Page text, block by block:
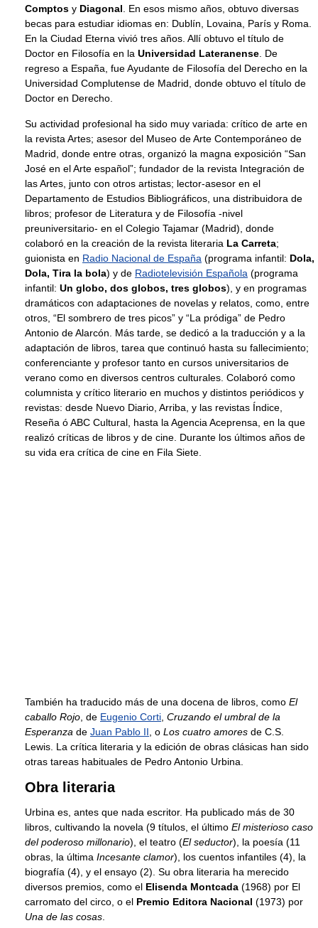
Comptos y Diagonal . En esos mismo años, obtuvo diversas
becas para estudiar idiomas en: Dublín, Lovaina, París y Roma.
En la Ciudad Eterna vivió tres años. Allí obtuvo el título de
Doctor en Filosofía en la Universidad Lateranense . De
regreso a España, fue Ayudante de Filosofía del Derecho en la
Universidad Complutense de Madrid, donde obtuvo el título de
Doctor en Derecho.
Su actividad profesional ha sido muy variada: crítico de arte en
la revista Artes; asesor del Museo de Arte Contemporáneo de
Madrid, donde entre otras, organizó la magna exposición “San
José en el Arte español”; fundador de la revista Integración de
las Artes, junto con otros artistas; lector-asesor en el
Departamento de Estudios Bibliográficos, una distribuidora de
libros; profesor de Literatura y de Filosofía -nivel
preuniversitario- en el Colegio Tajamar (Madrid), donde
colaboró en la creación de la revista literaria La Carreta;
guionista en Radio Nacional de España (programa infantil: Dola,
Dola, Tira la bola) y de Radiotelevisión Española (programa
infantil: Un globo, dos globos, tres globos), y en programas
dramáticos con adaptaciones de novelas y relatos, como, entre
otros, “El sombrero de tres picos” y “La pródiga” de Pedro
Antonio de Alarcón. Más tarde, se dedicó a la traducción y a la
adaptación de libros, tarea que continuó hasta su fallecimiento;
conferenciante y profesor tanto en cursos universitarios de
verano como en diversos centros culturales. Colaboró como
columnista y crítico literario en muchos y distintos periódicos y
revistas: desde Nuevo Diario, Arriba, y las revistas Índice,
Reseña ó ABC Cultural, hasta la Agencia Aceprensa, en la que
realizó críticas de libros y de cine. Durante los últimos años de
su vida era crítica de cine en Fila Siete.
También ha traducido más de una docena de libros, como El
caballo Rojo , de Eugenio Corti Cruzando el umbral de la
Esperanza de Juan Pablo II , o Los cuatro amores de C.S.
Lewis. La crítica literaria y la edición de obras clásicas han sido
otras tareas habituales de Pedro Antonio Urbina.
Obra literaria
Urbina es, antes que nada escritor. Ha publicado más de 30
libros, cultivando la novela (9 títulos, el último El misterioso caso
del poderoso millonario), el teatro (El seductor), la poesía (11
obras, la última Incesante clamor), los cuentos infantiles (4), la
biografía (4), y el ensayo (2). Su obra literaria ha merecido
diversos premios, como el Elisenda Montcada (1968) por El
carromato del circo, o el Premio Editora Nacional (1973) por
Una de las cosas